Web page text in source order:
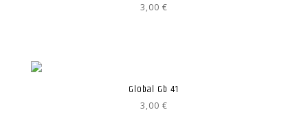
3,00 €
Global Gb 41
3,00 €